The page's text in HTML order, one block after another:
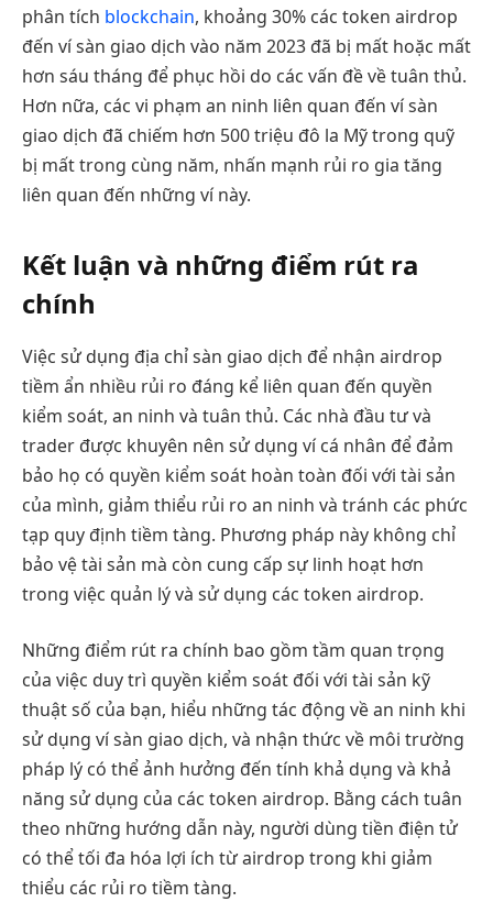
phân tích blockchain, khoảng 30% các token airdrop
đến ví sàn giao dịch vào năm 2023 đã bị mất hoặc mất
hơn sáu tháng để phục hồi do các vấn đề về tuân thủ.
Hơn nữa, các vi phạm an ninh liên quan đến ví sàn
giao dịch đã chiếm hơn 500 triệu đô la Mỹ trong quỹ
bị mất trong cùng năm, nhấn mạnh rủi ro gia tăng
liên quan đến những ví này.
Kết luận và những điểm rút ra
chính
Việc sử dụng địa chỉ sàn giao dịch để nhận airdrop
tiềm ẩn nhiều rủi ro đáng kể liên quan đến quyền
kiểm soát, an ninh và tuân thủ. Các nhà đầu tư và
trader được khuyên nên sử dụng ví cá nhân để đảm
bảo họ có quyền kiểm soát hoàn toàn đối với tài sản
của mình, giảm thiểu rủi ro an ninh và tránh các phức
tạp quy định tiềm tàng. Phương pháp này không chỉ
bảo vệ tài sản mà còn cung cấp sự linh hoạt hơn
trong việc quản lý và sử dụng các token airdrop.
Những điểm rút ra chính bao gồm tầm quan trọng
của việc duy trì quyền kiểm soát đối với tài sản kỹ
thuật số của bạn, hiểu những tác động về an ninh khi
sử dụng ví sàn giao dịch, và nhận thức về môi trường
pháp lý có thể ảnh hưởng đến tính khả dụng và khả
năng sử dụng của các token airdrop. Bằng cách tuân
theo những hướng dẫn này, người dùng tiền điện tử
có thể tối đa hóa lợi ích từ airdrop trong khi giảm
thiểu các rủi ro tiềm tàng.